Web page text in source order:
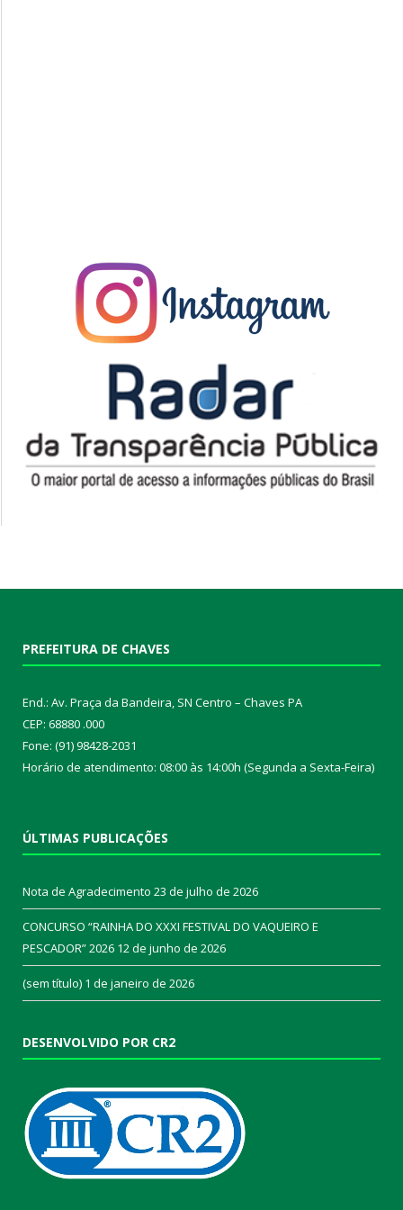
PREFEITURA DE CHAVES
End.: Av. Praça da Bandeira, SN Centro – Chaves PA
CEP: 68880 .000
Fone: (91) 98428-2031
Horário de atendimento: 08:00 às 14:00h (Segunda a Sexta-Feira)
ÚLTIMAS PUBLICAÇÕES
Nota de Agradecimento 23 de julho de 2026
CONCURSO “RAINHA DO XXXI FESTIVAL DO VAQUEIRO E
PESCADOR” 2026 12 de junho de 2026
(sem título) 1 de janeiro de 2026
DESENVOLVIDO POR CR2